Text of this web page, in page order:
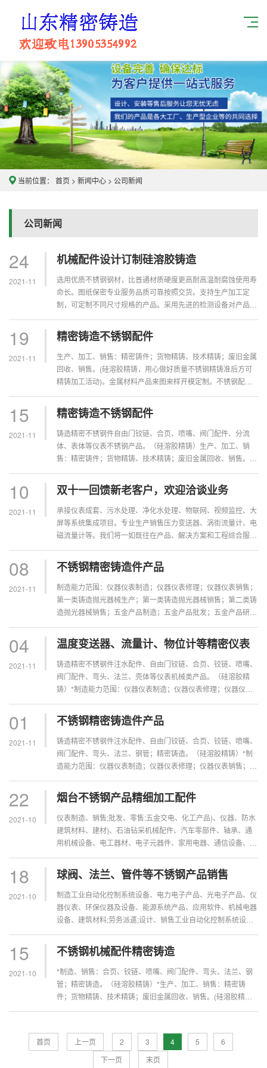
当前位置： 首页 > 新闻中心 > 公司新闻
公司新闻
24
2021-11
机械配件设计订制硅溶胶铸造
选用优质不锈钢钢材，比普通材质硬度更高耐高温耐腐蚀使用寿
命长。图纸保密专业服务品质可靠按照交货。支持生产加工定
制，可定制不同尺寸规格的产品。采用先进的检测设备对产品尺
高温值得信赖。制造...
19
2021-11
精密铸造不锈钢配件
生产、加工、销售：精密铸件；货物精铸、技术精铸；废旧金属
回收、销售。(硅溶胶精铸，用心做好质量不锈钢精铸准后方可
精铸加工活动)。金属材料产品来图来样开模定制。不锈钢配件
业。铸造精密不锈钢...
15
2021-11
精密铸造不锈钢配件
铸造精密不锈钢件自由门铰链、合页、喷嘴、阀门配件、分流
体、表体等仪表不锈钢产品。（硅溶胶精铸）生产、加工、销
售：精密铸件；货物精铸、技术精铸；废旧金属回收、销售。
动)。制造能力范围：仪器...
10
2021-11
双十一回馈新老客户，欢迎洽谈业务
承接仪表成套、污水处理、净化水处理、物联网、视频监控、大
屏等系统集成项目。专业生产销售压力变送器、涡街流量计、电
磁流量计等。我们将一如既往在产品、解决方案和工程综合服务
更大的价值。
08
2021-11
不锈钢精密铸造件产品
制造能力范围：仪器仪表制造；仪器仪表修理；仪器仪表销售；
第一类铸造抛光器械生产；第一类铸造抛光器械销售；第二类铸
造抛光器械销售；五金产品制造；五金产品批发；五金产品研
品销售；塑料制品制...
04
2021-11
温度变送器、流量计、物位计等精密仪表
铸造精密不锈钢件注水配件、自由门铰链、合页、铰链、喷嘴、
阀门配件、弯头、法兰、壳体等仪表机械类产品。（硅溶胶精
铸）*制造能力范围：仪器仪表制造；仪器仪表修理；仪器仪表
二类铸造抛光器械销...
01
2021-11
不锈钢精密铸造件产品
铸造精密不锈钢件注水配件、自由门铰链、合页、铰链、喷嘴、
阀门配件、弯头、法兰、钢管；精密铸造。（硅溶胶精铸）*制
造能力范围：仪器仪表制造；仪器仪表修理；仪器仪表销售；第
抛光器械销售；五...
22
2021-10
烟台不锈钢产品精细加工配件
仪表制造、销售;批发、零售:五金交电、化工产品)、仪器、防水
建筑材料、建材)、石油钻采机械配件、汽车零部件、轴承、通
用机械设备、电工器材、电子元器件、家用电器、通信设备、日
号设备、灯...
18
2021-10
球阀、法兰、管件等不锈钢产品销售
制造工业自动化控制系统设备、电力电子产品、光电子产品、仪
器仪表、环保仪器及设备、能源系统产品、应用软件、机械电器
设备、建筑材料;劳务派遣;设计、销售工业自动化控制系统设
能源系统产品、应...
15
2021-10
不锈钢机械配件精密铸造
*制造、销售：合页、铰链、喷嘴、阀门配件、弯头、法兰、钢
管；精密铸造。（硅溶胶精铸）*生产、加工、销售：精密铸
件；货物精铸、技术精铸；废旧金属回收、销售。(硅溶胶精
首页
上一页 2 3 4 5
6
下一页
末页